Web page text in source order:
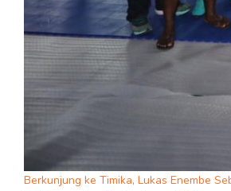
Berkunjung ke Timika, Lukas Enembe